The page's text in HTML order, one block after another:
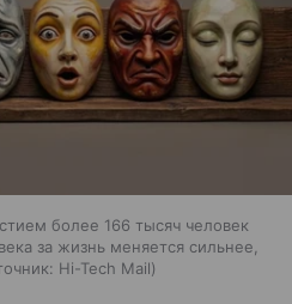
более 166 тысяч человек
за жизнь меняется сильнее,
Hi-Tech Mail